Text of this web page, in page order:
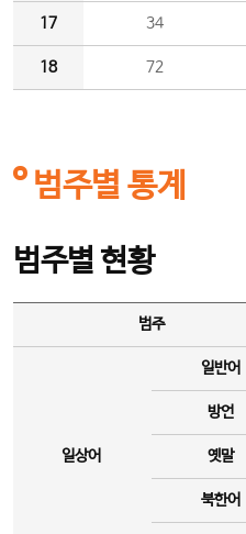
17 34
18 72
범주별 통계
범주별 현황
범주
일상어
일반어
방언
옛말
북한어